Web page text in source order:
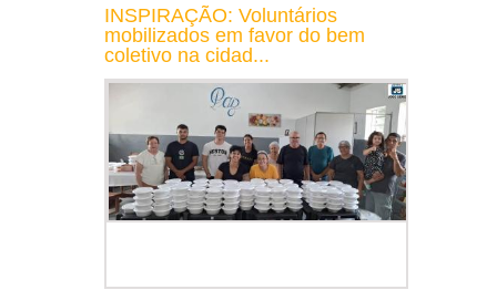
INSPIRAÇÃO: Voluntários
mobilizados em favor do bem
coletivo na cidad...